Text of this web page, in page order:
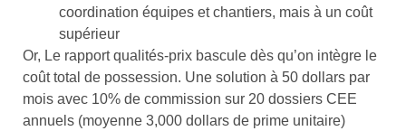
coordination équipes et chantiers, mais à un coût
supérieur
Or, Le rapport qualités-prix bascule dès qu’on intègre le
coût total de possession. Une solution à 50 dollars par
mois avec 10% de commission sur 20 dossiers CEE
annuels (moyenne 3,000 dollars de prime unitaire)